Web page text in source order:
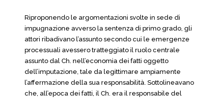
Riproponendo le argomentazioni svolte in sede di
impugnazione avverso la sentenza di primo grado, gli
attori ribadivano l’assunto secondo cui le emergenze
processuali avessero tratteggiato il ruolo centrale
assunto dal Ch. nell’economia dei fatti oggetto
dell’imputazione, tale da legittimare ampiamente
l’affermazione della sua responsabilità. Sottolineavano
che, all’epoca dei fatti, il Ch. era il responsabile del